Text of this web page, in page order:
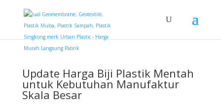
Update Harga Biji Plastik Mentah
untuk Kebutuhan Manufaktur
Skala Besar